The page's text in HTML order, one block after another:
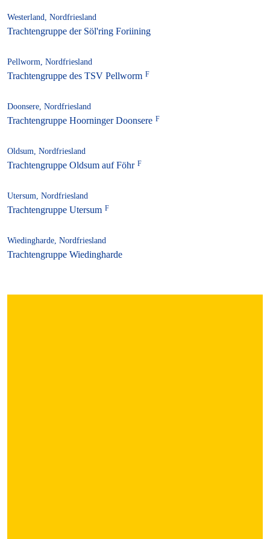
Westerland, Nordfriesland
Trachtengruppe der Söl'ring Foriining
Pellworm, Nordfriesland
Trachtengruppe des TSV Pellworm
Doonsere, Nordfriesland
Trachtengruppe Hoorninger Doonsere
Oldsum, Nordfriesland
Trachtengruppe Oldsum auf Föhr
Utersum, Nordfriesland
Trachtengruppe Utersum
Wiedingharde, Nordfriesland
Trachtengruppe Wiedingharde